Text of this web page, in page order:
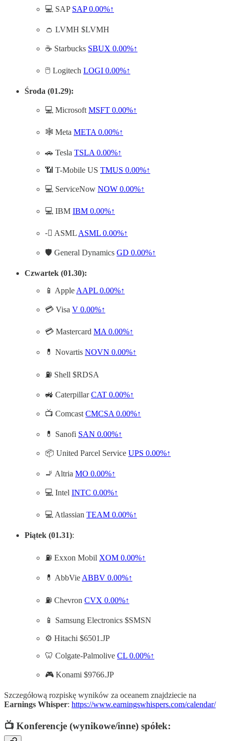
💻 SAP SAP0.00%↑
👛 LVMH $LVMH
☕ Starbucks SBUX 0.00%↑
🖱️ Logitech LOGI 0.00%↑
Środa (01.29):
💻 Microsoft MSFT 0.00%↑
🕸️ Meta META 0.00%↑
🚗 Tesla TSLA 0.00%↑
📶 T-Mobile US TMUS 0.00%↑
💻 ServiceNow NOW 0.00%↑
💻 IBM IBM 0.00%↑
-🏿 ASML ASML 0.00%↑
🛡️ General Dynamics GD 0.00%↑
Czwartek (01.30):
📱 Apple AAPL 0.00%↑
💳 Visa V 0.00%↑
💳 Mastercard MA 0.00%↑
💊 Novartis NOVN 0.00%↑
⛽ Shell $RDSA
🚜 CaterpillarCAT 0.00%↑
📺 Comcast CMCSA 0.00%↑
💊 Sanofi SAN 0.00%↑
📦 United Parcel Service UPS 0.00%↑
🚬 Altria MO 0.00%↑
💻 Intel INTC 0.00%↑
💻 Atlassian TEAM 0.00%↑
Piątek (01.31):
⛽ Exxon Mobil XOM 0.00%↑
💊 AbbVie ABBV 0.00%↑
⛽ Chevron CVX 0.00%↑
📱 Samsung Electronics $SMSN
⚙️ Hitachi $6501.JP
🦷 Colgate-Palmolive CL 0.00%↑
🎮 Konami $9766.JP
Szczegółową rozpiskę wyników za oceanem znajdziecie na
Earnings Whisper: https://www.earningswhispers.com/calendar/
📺 Konferencje (wynikowe/inne) spółek: